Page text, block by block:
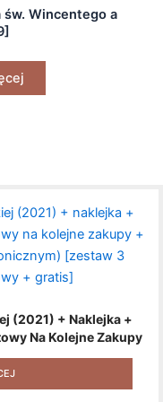
św. Wincentego a
(2021) + Naklejka +
Na Kolejne Zakupy
[zestaw 3
+ Gratis]